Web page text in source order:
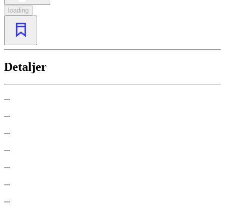
loading
Detaljer
...
...
...
...
...
...
...